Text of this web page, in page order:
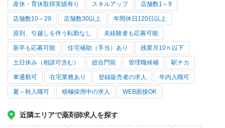
産休・育休取得実績有り スキルアップ 店舗数1～9
店舗数10～29 店舗数30以上 年間休日120日以上
原則、引越しを伴う転勤なし 未経験者も応募可能
新卒も応募可能 住宅補助（手当）あり 残業月10ｈ以下
土日休み（相談可含む） 総合門前 管理職候補 駅チカ
車通勤可 在宅業務あり 登録販売者の求人 年内入職可
夏～秋入職可 積極採用中の求人 WEB面接OK
近隣エリアで薬剤師求人を探す